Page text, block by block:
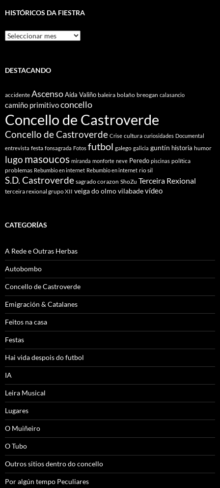
HISTÓRICOS DA FIESTRA
Históricos
Da
DESTACANDO
accidente AscensoAída Valiño baleira bolaño breogan calasancio
camiño primitivoconcello
Concello de Castroverde
Concello de Castroverde Crise cultura curiosidades Documental
entrevista festa fonsagrada Fotos futbol galego galicia guntín historia humor
lugo masoucos miranda monforte neve Peredo piscinas política
problemas Rebumbio en internet Rebumbio en internet rio sil
S.D. Castroverde sagrado corazon ShoZu Terceira Rexional
terceira rexional grupo XII veiga do olmovilabadevídeo
CATEGORÍAS
A Rede e Outras Herbas
Autobombo
Concello de Castroverde
Emigración & Catalanes
Feitos na casa
Festas
Hai vida despois do futbol
IA
Leira Musical
Lugares
O Muiñeiro
O Tubo
Outros sitios dentro do concello
Por algún tempo Peculiares